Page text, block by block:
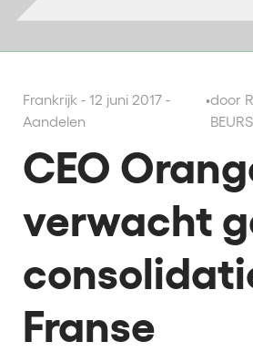
Frankrijk - 12 juni 2017 -
Aandelen
•door
CEO
verwacht
Franse